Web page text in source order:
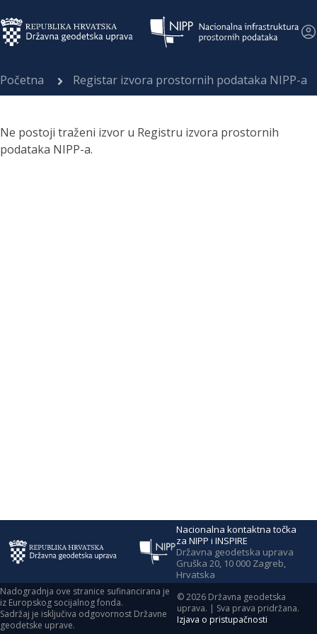
Početna Registar izvora prostornih podataka NIPP-a
Ne postoji traženi izvor u Registru izvora prostornih
podataka NIPP-a.
Nacionalna kontaktna točka
za NIPP i INSPIRE
Državna geodetska uprava
Gruška 20, 10 000 Zagreb,
Hrvatska
Nadogradnja ove stranice sufinancirana je
iz Europskog socijalnog fonda.
Sadržaj je isključiva odgovornost Državne
geodetske uprave.
©2026 Državna geodetska
uprava. | Sva prava pridržana.
Izjava o pristupačnosti